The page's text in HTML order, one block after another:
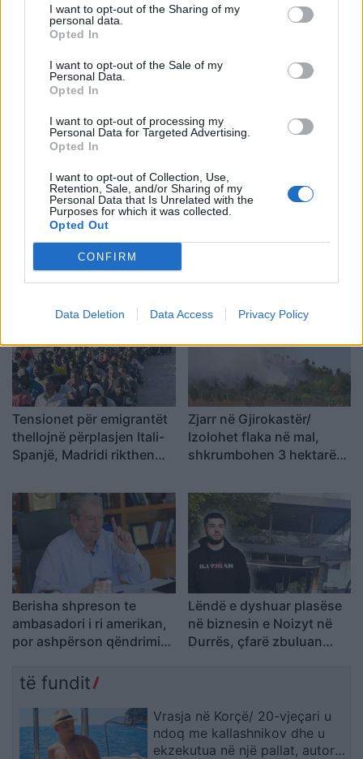
I want to opt-out of the Sharing of my
personal data.
Opted In
I want to opt-out of the Sale of my
Personal Data.
Opted In
I want to opt-out of processing my
Personal Data for Targeted Advertising.
Opted In
I want to opt-out of Collection, Use,
Retention, Sale, and/or Sharing of my
Personal Data that Is Unrelated with the
Purposes for which it was collected.
Opted Out
CONFIRM
Data Deletion Data Access Privacy Policy
Vrasja në Korçë/ 20-
vjeçari u ndoq me
kallashnikov dhe u
ekzekutua në një pallat,
autori i dyshuar dhe
viktima ishin rritur bashkë
e pestë të të nxehtit,
temperaturat mund të
Zbulohet identiteti i 20-
vjeçarit të vrarë në Korçë,
u qëllua me kallashnikov
brenda një pallati
ka humbur jetën
Tensionet për emigrantët
thellojnë përplasjen Itali-
Spanjë, Madridi rikthen
Zjarr në Gjirokastër/
Izolohet flaka në mal,
shkrumbohen 3 hektarë
kufirin mes Golemit dhe
Progonatit
Berisha shpreson te
ambasadori i ri amerikan,
por ashpërson qëndrimin
reformës territoriale
Lëndë e dyshuar plasëse
në biznesin e Noizyt në
Durrës, çfarë zbuluan
të fundit
Vrasja në Korçë/ 20-vjeçari u
ndoq me kallashnikov dhe u
ekzekutua në një pallat, autori i